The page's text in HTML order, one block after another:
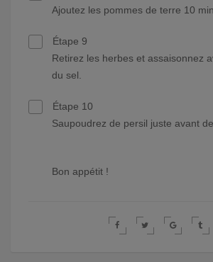
Ajoutez les pommes de terre 10
Étape 9
Retirez les herbes et assaisonnez
du sel.
Étape 10
Saupoudrez de persil juste avant
Bon appétit !